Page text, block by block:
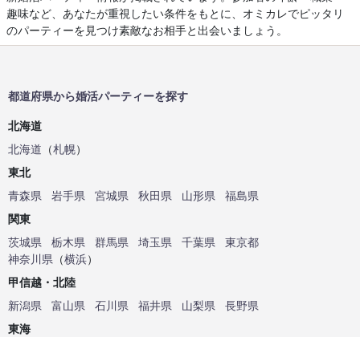
趣味など、あなたが重視したい条件をもとに、オミカレでピッタリ
のパーティーを見つけ素敵なお相手と出会いましょう。
都道府県から婚活パーティーを探す
北海道
北海道 （札幌）
東北
青森県
岩手県 宮城県 秋田県 山形県
福島県
関東
茨城県
栃木県 群馬県 埼玉県 千葉県
東京都
神奈川県 （横浜）
甲信越・北陸
新潟県
富山県 石川県 福井県 山梨県
長野県
東海